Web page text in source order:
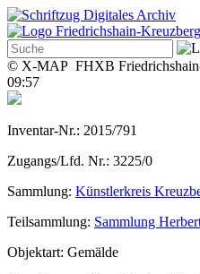
© X-MAP FHXB
09:57
Inventar-Nr.: 2015/791
Zugangs/Lfd. Nr.: 3225/0
Sammlung: Künstlerkreis
Teilsammlung: Sammlung
Objektart: Gemälde